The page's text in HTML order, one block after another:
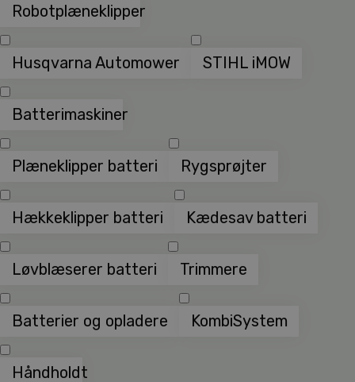
Robotplæneklipper
Husqvarna Automower STIHL iMOW
Batterimaskiner
Plæneklipper batteri Rygsprøjter
Hækkeklipper batteri Kædesav batteri
Løvblæserer batteri Trimmere
Batterier og opladere KombiSystem
Håndholdt